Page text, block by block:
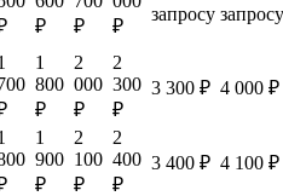
₽
₽
₽
запросу запросу
1
800
₽
2
000
₽
2
300
₽
3 300 ₽ 4 000 ₽
1
900
₽
2
100
₽
2
400
₽
3 400 ₽ 4 100 ₽